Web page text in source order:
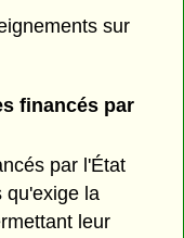
sur
financés par
par l'État
qu'exige la
leur